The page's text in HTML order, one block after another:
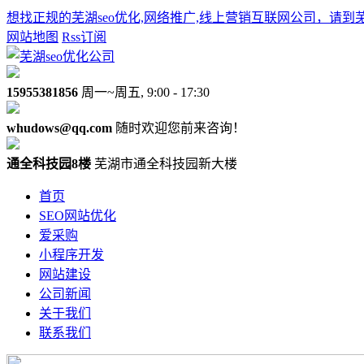
想找正规的芜湖seo优化,网络推广,线上营销互联网公司，请到
网站地图 Rss订阅
15955381856 周一~周五, 9:00 - 17:30
whudows@qq.com 随时欢迎您前来咨询！
通全科技园8楼 芜湖市通全科技园新大楼
首页
SEO网站优化
爱采购
小程序开发
网站建设
公司新闻
关于我们
联系我们